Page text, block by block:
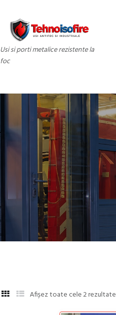
Usi si porti metalice rezistente la
foc
Afișez toate cele 2 rezultate